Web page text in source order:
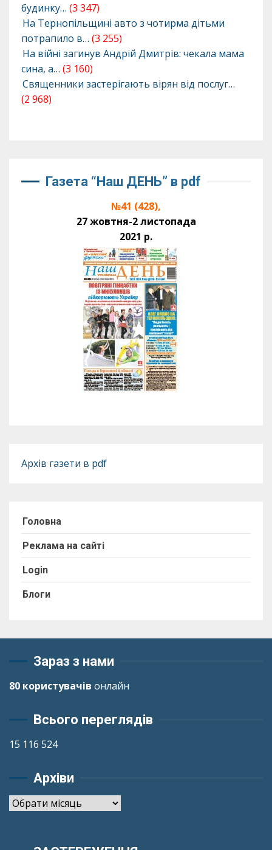
будинку… (3 347)
На Тернопільщині авто з чотирма дітьми
потрапило в… (3 255)
На війні загинув Андрій Дмитрів: чекала мама
сина, а… (3 160)
Священники застерігають вірян від послуг…
(2 968)
Газета “Наш ДЕНЬ” в pdf
№41 (428),
27 жовтня-2 листопада
2021 р.
Архів газети в pdf
Головна
Реклама на сайті
Login
Блоги
Зараз з нами
80 користувачів онлайн
Всього переглядів
15 116 524
Архіви
Архіви